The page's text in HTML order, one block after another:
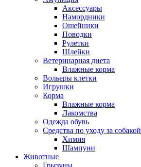
Аксессуары
Намордники
Ошейники
Поводки
Рулетки
Шлейки
Ветеринарная диета
Влажные корма
Вольеры клетки
Игрушки
Корма
Влажные корма
Лакомства
Одежда обувь
Средства по уходу за собакой
Химия
Шампуни
Животные
Грызуны